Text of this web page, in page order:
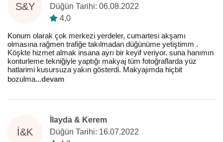
S&Y
Düğün Tarihi: 06.08.2022
4,0
Konum olarak çok merkezi yerdeler, cumartesi akşamı
olmasına rağmen trafiğe takılmadan düğünüme yetiştimm .
Köşkte hizmet almak insana ayrı bir keyif veriyor. suna hanımın
konturleme tekniğiyle yaptığı makyaj tüm fotoğraflarda yüz
hatlarimi kusursuza yakın gösterdi. Makyajımda hiçbit
bozulma...devam
İ&K
İlayda & Kerem
Düğün Tarihi: 16.07.2022